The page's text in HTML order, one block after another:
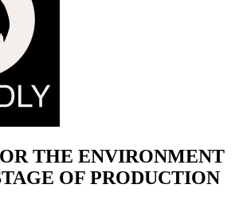
THE ENVIRONMENT
OF PRODUCTION